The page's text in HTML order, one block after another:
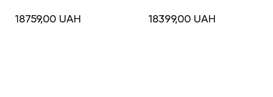
18759,00 UAH 18399,00 UAH